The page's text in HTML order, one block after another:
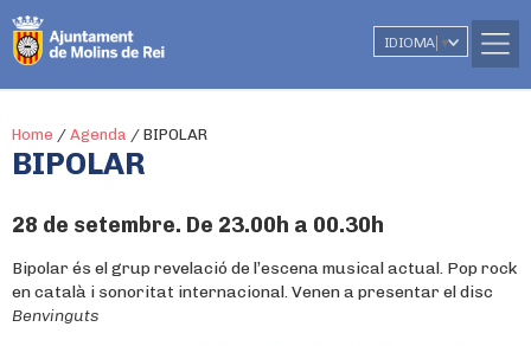
IDIOMA ▼
Home / Agenda / BIPOLAR
BIPOLAR
28 de setembre. De 23.00h a 00.30h
Bipolar és el grup revelació de l’escena musical actual. Pop rock
en català i sonoritat internacional. Venen a presentar el disc
Benvinguts